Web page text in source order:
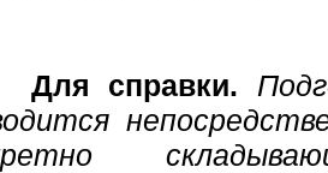
Для справки.